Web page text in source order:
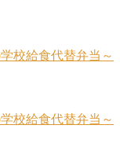
校給食代替弁当～
校給食代替弁当～